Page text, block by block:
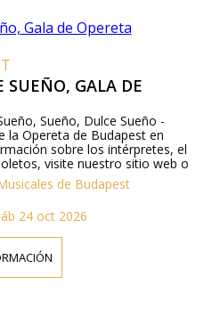
SUEÑO, GALA DE
Sueño, Dulce Sueño -
la Opereta de Budapest en
sobre los intérpretes, el
visite nuestro sitio web o
de Budapest
24 oct 2026